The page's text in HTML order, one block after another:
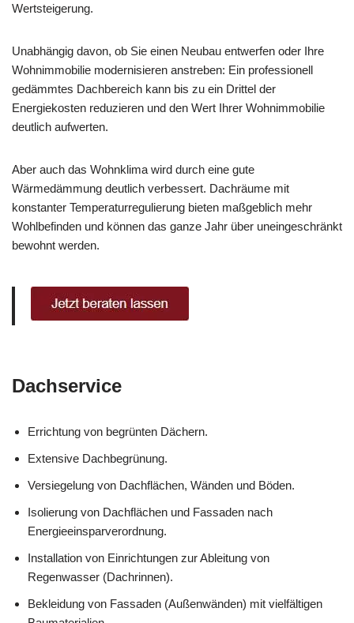
Wertsteigerung.
Unabhängig davon, ob Sie einen Neubau entwerfen oder Ihre
Wohnimmobilie modernisieren anstreben: Ein professionell
gedämmtes Dachbereich kann bis zu ein Drittel der
Energiekosten reduzieren und den Wert Ihrer Wohnimmobilie
deutlich aufwerten.
Aber auch das Wohnklima wird durch eine gute
Wärmedämmung deutlich verbessert. Dachräume mit
konstanter Temperaturregulierung bieten maßgeblich mehr
Wohlbefinden und können das ganze Jahr über uneingeschränkt
bewohnt werden.
Dachservice
Errichtung von begrünten Dächern.
Extensive Dachbegrünung.
Versiegelung von Dachflächen, Wänden und Böden.
Isolierung von Dachflächen und Fassaden nach
Energieeinsparverordnung.
Installation von Einrichtungen zur Ableitung von
Regenwasser (Dachrinnen).
Bekleidung von Fassaden (Außenwänden) mit vielfältigen